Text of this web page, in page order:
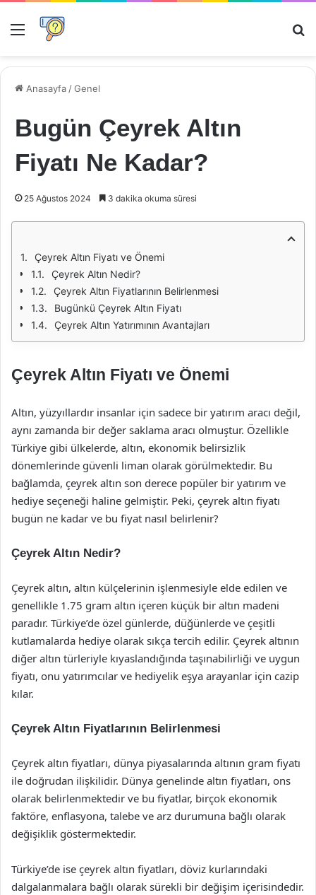
Menü
Anasayfa /Genel
Bugün Çeyrek Altın
Fiyatı Ne Kadar?
25 Ağustos 2024 3 dakika okuma süresi
Çeyrek Altın Fiyatı ve Önemi
Çeyrek Altın Nedir?
Çeyrek Altın Fiyatlarının Belirlenmesi
Bugünkü Çeyrek Altın Fiyatı
Çeyrek Altın Yatırımının Avantajları
Çeyrek Altın Fiyatı ve Önemi
Altın, yüzyıllardır insanlar için sadece bir yatırım aracı değil,
aynı zamanda bir değer saklama aracı olmuştur. Özellikle
Türkiye gibi ülkelerde, altın, ekonomik belirsizlik
dönemlerinde güvenli liman olarak görülmektedir. Bu
bağlamda, çeyrek altın son derece popüler bir yatırım ve
hediye seçeneği haline gelmiştir. Peki, çeyrek altın fiyatı
bugün ne kadar ve bu fiyat nasıl belirlenir?
Çeyrek Altın Nedir?
Çeyrek altın, altın külçelerinin işlenmesiyle elde edilen ve
genellikle 1.75 gram altın içeren küçük bir altın madeni
paradır. Türkiye’de özel günlerde, düğünlerde ve çeşitli
kutlamalarda hediye olarak sıkça tercih edilir. Çeyrek altının
diğer altın türleriyle kıyaslandığında taşınabilirliği ve uygun
fiyatı, onu yatırımcılar ve hediyelik eşya arayanlar için cazip
kılar.
Çeyrek Altın Fiyatlarının Belirlenmesi
Çeyrek altın fiyatları, dünya piyasalarında altının gram fiyatı
ile doğrudan ilişkilidir. Dünya genelinde altın fiyatları, ons
olarak belirlenmektedir ve bu fiyatlar, birçok ekonomik
faktöre, enflasyona, talebe ve arz durumuna bağlı olarak
değişiklik göstermektedir.
Türkiye’de ise çeyrek altın fiyatları, döviz kurlarındaki
dalgalanmalara bağlı olarak sürekli bir değişim içerisindedir.